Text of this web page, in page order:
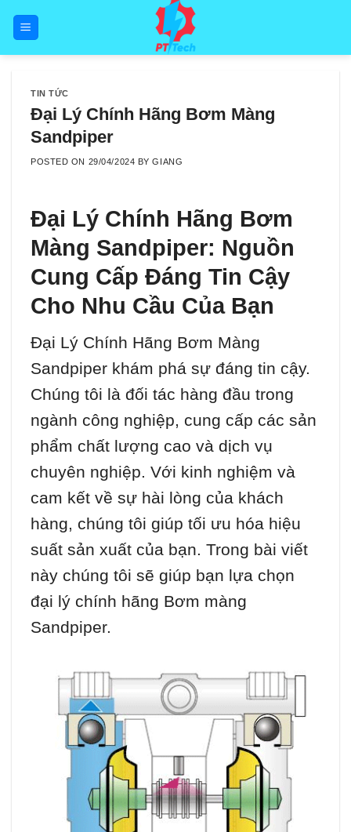
TIN TỨC
Đại Lý Chính Hãng Bơm Màng
Sandpiper
POSTED ON 29/04/2024 BYGIANG
Đại Lý Chính Hãng Bơm
Màng Sandpiper: Nguồn
Cung Cấp Đáng Tin Cậy
Cho Nhu Cầu Của Bạn
Đại Lý Chính Hãng Bơm Màng
Sandpiper khám phá sự đáng tin cậy.
Chúng tôi là đối tác hàng đầu trong
ngành công nghiệp, cung cấp các sản
phẩm chất lượng cao và dịch vụ
chuyên nghiệp. Với kinh nghiệm và
cam kết về sự hài lòng của khách
hàng, chúng tôi giúp tối ưu hóa hiệu
suất sản xuất của bạn. Trong bài viết
này chúng tôi sẽ giúp bạn lựa chọn
đại lý chính hãng Bơm màng
Sandpiper.